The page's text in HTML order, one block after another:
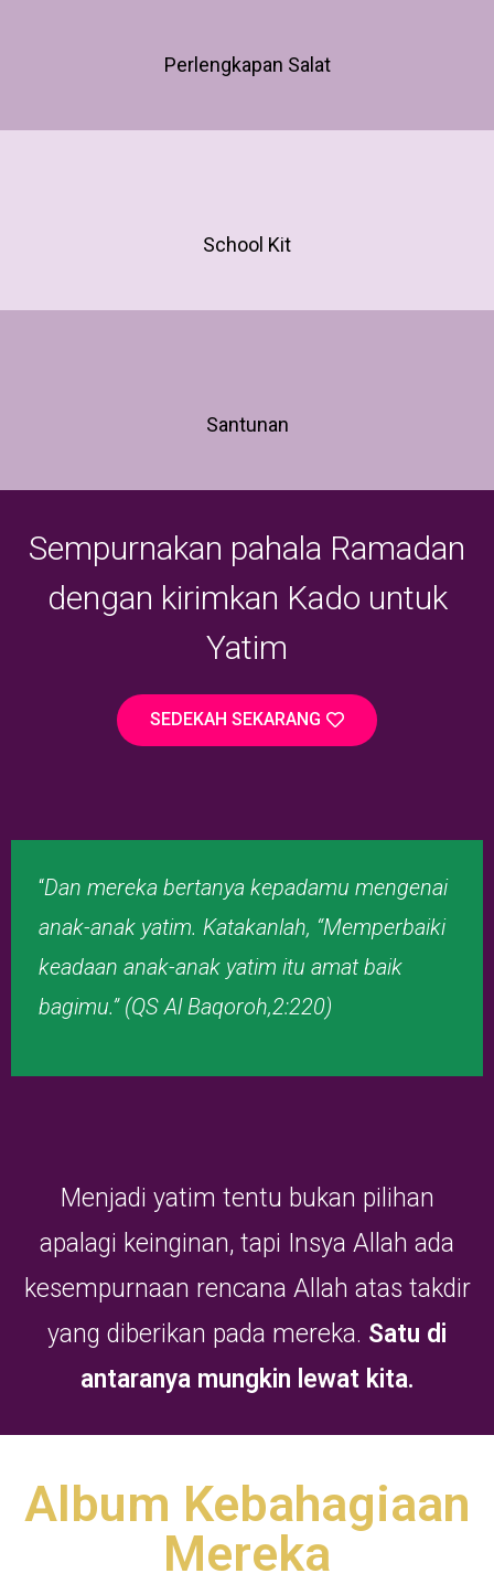
Perlengkapan Salat
School Kit
Santunan
Sempurnakan pahala Ramadan
dengan kirimkan Kado untuk
Yatim
SEDEKAH SEKARANG
“Dan mereka bertanya kepadamu mengenai
anak-anak yatim. Katakanlah, “Memperbaiki
keadaan anak-anak yatim itu amat baik
bagimu.” (QS Al Baqoroh,2:220)
Menjadi yatim tentu bukan pilihan
apalagi keinginan, tapi Insya Allah ada
kesempurnaan rencana Allah atas takdir
yang diberikan pada mereka. Satu di
antaranya mungkin lewat kita.
Album Kebahagiaan
Mereka